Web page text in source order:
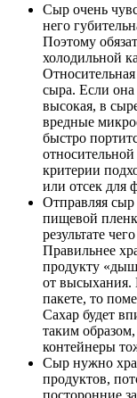
Сыр очень
него
Поэтому
холодильной
сыра. Если
высокая, в
вредные
быстро
критерии
или отсек для
Отправляя сыр
пищевой
результате
Правильнее
продукту
от высыхания.
пакете, то
Сахар будет
таким
контейнеры
Сыр нужно
продуктов,
посторонние